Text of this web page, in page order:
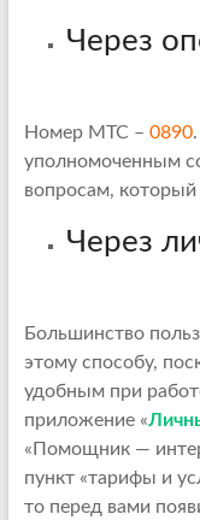
Через
Номер МТС – 0890
уполномоченным
вопросам,
Через
Большинство
этому способу,
удобным при
приложение «
«Помощник —
пункт «тарифы и
то перед вами